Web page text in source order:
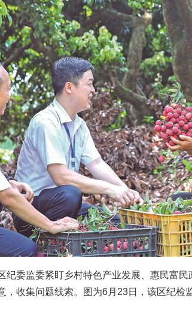
委监委紧盯乡村特色产业发展、惠民富民
，收集问题线索。图为6月23日，该区纪检